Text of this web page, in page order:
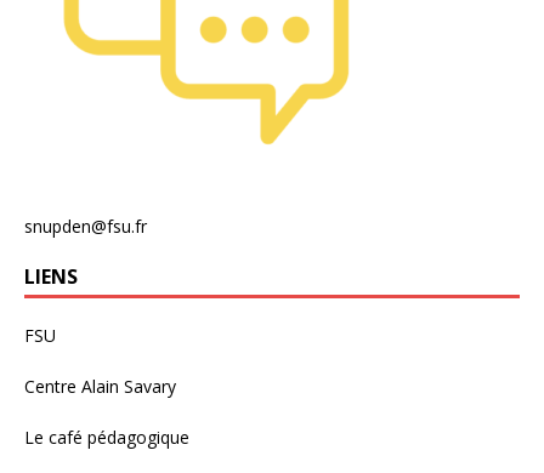
snupden@fsu.fr
LIENS
FSU
Centre Alain Savary
Le café pédagogique